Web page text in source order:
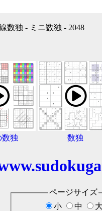
数独 - ミニ数独 - 2048
数独 数独
ページサイズ
小
中